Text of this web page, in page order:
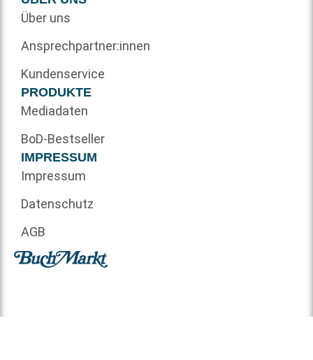
Über uns
Ansprechpartner:innen
Kundenservice
PRODUKTE
Mediadaten
BoD-Bestseller
IMPRESSUM
Impressum
Datenschutz
AGB